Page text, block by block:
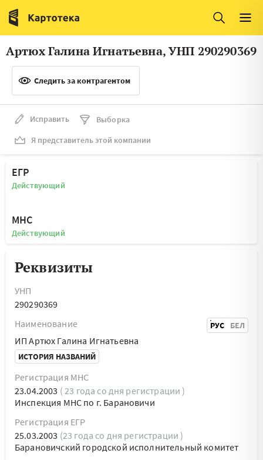
Италия
Люксембург
Литва
Нидерланды
Артюх Галина Игнатьевна, УНП 290290369
Следить за контрагентом
Исправить
Выборка
Я представитель этой компании
ЕГР
Действующий
МНС
Действующий
Реквизиты
УНП
290290369
Наименование
РУС БЕЛ
ИП Артюх Галина Игнатьевна
ИСТОРИЯ НАЗВАНИЙ
Регистрация МНС
23.04.2003 ( 23 года со дня регистрации )
Инспекция МНС по г. Барановичи
Регистрация ЕГР
25.03.2003 (23 года со дня регистрации )
Барановичский городской исполнительный комитет